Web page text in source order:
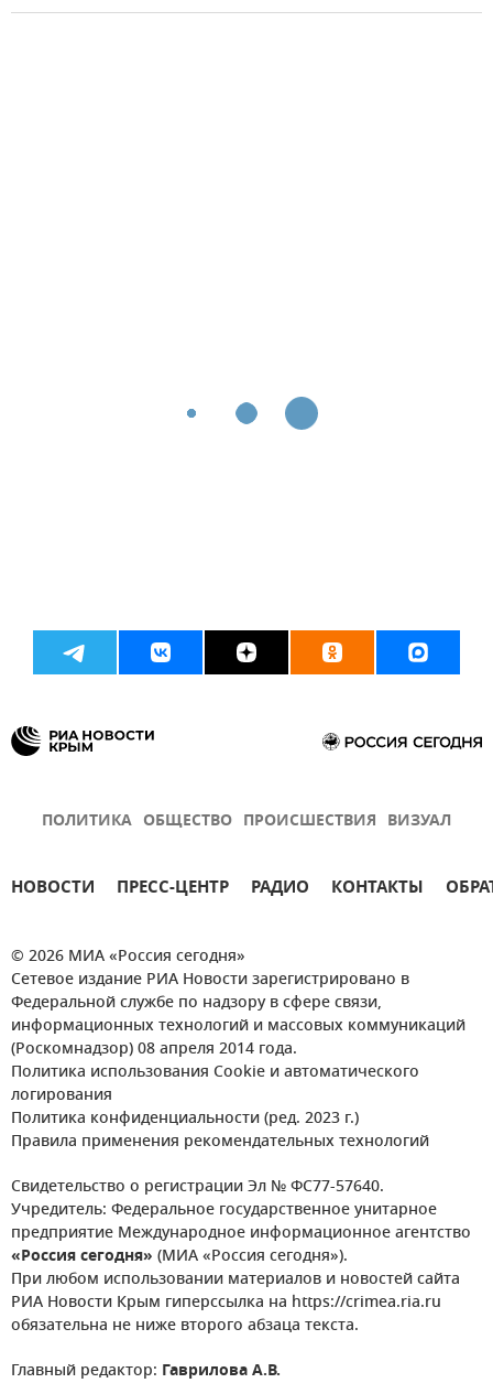
ПОЛИТИКА ОБЩЕСТВО ПРОИСШЕСТВИЯ ВИЗУАЛ
НОВОСТИ ПРЕСС-ЦЕНТР РАДИО КОНТАКТЫ
© 2026 МИА «Россия сегодня»
Сетевое издание РИА Новости зарегистрировано в
Федеральной службе по надзору в сфере связи,
информационных технологий и массовых коммуникаций
(Роскомнадзор) 08 апреля 2014 года.
Политика использования Cookie и автоматического
логирования
Политика конфиденциальности (ред. 2023 г.)
Правила применения рекомендательных технологий
Свидетельство о регистрации Эл № ФС77-57640.
Учредитель: Федеральное государственное унитарное
предприятие Международное информационное агентство
«Россия сегодня» (МИА «Россия сегодня»).
При любом использовании материалов и новостей сайта
РИА Новости Крым гиперссылка на https://crimea.ria.ru
обязательна не ниже второго абзаца текста.
Главный редактор: Гаврилова А.В.